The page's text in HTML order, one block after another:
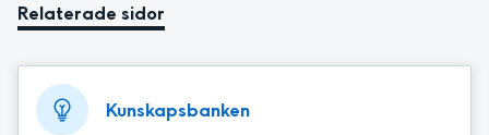
Relaterade sidor
Kunskapsbanken